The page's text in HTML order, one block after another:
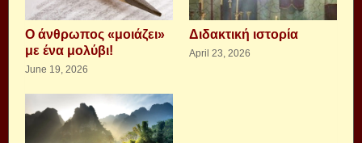
Ο άνθρωπος «μοιάζει»
με ένα μολύβι!
June 19, 2026
Διδακτική ιστορία
April 23, 2026